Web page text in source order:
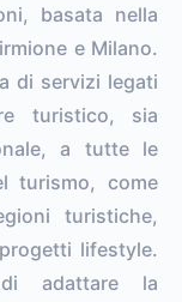
basata nella
e Milano.
di servizi legati
turistico, sia
a tutte le
turismo, come
turistiche,
lifestyle.
adattare la